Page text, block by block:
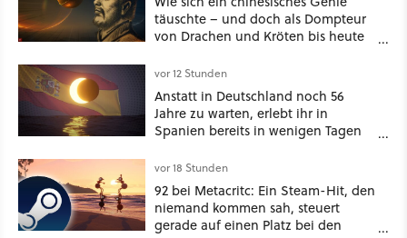
täuschte – und doch als Dompteur
von Drachen und Kröten bis heute
vor 12 Stunden
Anstatt in Deutschland noch 56
Jahre zu warten, erlebt ihr in
Spanien bereits in wenigen Tagen
vor 18 Stunden
92 bei Metacritc: Ein Steam-Hit, den
niemand kommen sah, steuert
gerade auf einen Platz bei den